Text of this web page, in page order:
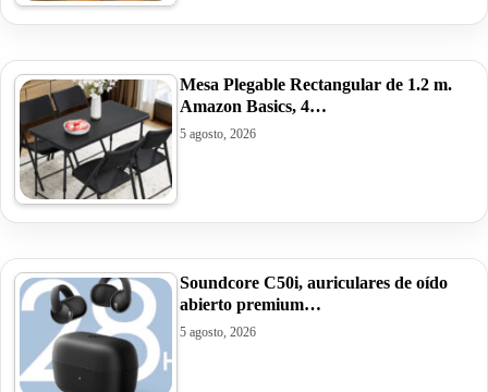
Mesa Plegable Rectangular de 1.2 m.
Amazon Basics, 4…
5 agosto, 2026
Soundcore C50i, auriculares de oído
abierto premium…
5 agosto, 2026